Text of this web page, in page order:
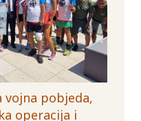
pobjeda,
operacija i